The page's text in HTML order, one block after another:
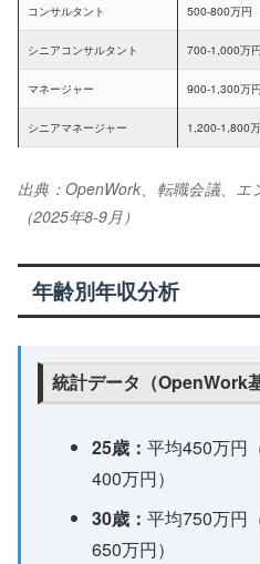
コンサルタント 500-800万円
シニアコンサルタント 700-1,000万円
マネージャー 900-1,300万円
シニアマネージャー 1,200-1,800
出典：OpenWork、転職会議、
（2025年8-9月）
年齢別年収分析
統計データ（OpenWork
25歳：平均450万円
400万円）
30歳：平均750万円
650万円）